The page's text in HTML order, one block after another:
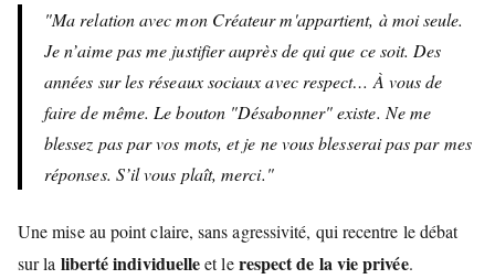
"Ma relation avec mon Créateur m'appartient, à moi seule.
Je n’aime pas me justifier auprès de qui que ce soit. Des
années sur les réseaux sociaux avec respect… À vous de
faire de même. Le bouton "Désabonner" existe. Ne me
blessez pas par vos mots, et je ne vous blesserai pas par mes
réponses. S’il vous plaît, merci."
Une mise au point claire, sans agressivité, qui recentre le débat
sur la liberté individuelleet lerespect de la vie privée.